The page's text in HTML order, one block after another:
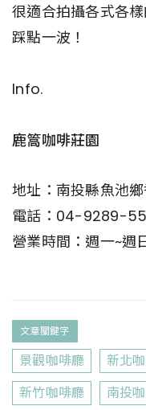
很適合拍攝各式各
踩點一波！
Info.
鹿篙咖啡莊園
地址：南投縣魚池
電話：04-9289-
營業時間：週一~週
文章關鍵字
景觀咖啡廳 新北
新竹咖啡廳
南投